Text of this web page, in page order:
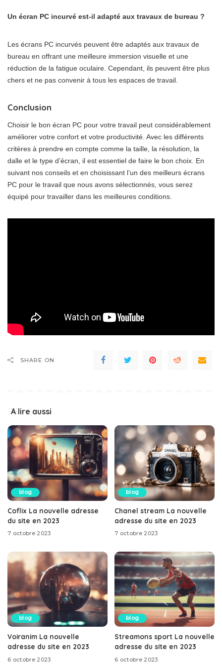
Un écran PC incurvé est-il adapté aux travaux de bureau ?
Les écrans PC incurvés peuvent être adaptés aux travaux de
bureau en offrant une meilleure immersion visuelle et une
réduction de la fatigue oculaire. Cependant, ils peuvent être plus
chers et ne pas convenir à tous les espaces de travail.
Conclusion
Choisir le bon écran PC pour votre travail peut considérablement
améliorer votre confort et votre productivité. Avec les différents
critères à prendre en compte comme la taille, la résolution, la
dalle et le type d’écran, il est essentiel de faire le bon choix. En
suivant nos conseils et en choisissant l’un des meilleurs écrans
PC pour le travail que nous avons sélectionnés, vous serez
équipé pour travailler dans les meilleures conditions.
SHARE ON
A lire aussi
blog
Coflix La nouvelle adresse
du site en 2023
7 octobre 2023
blog
Chanel stream La nouvelle
adresse du site en 2023
7 octobre 2023
blog
Voiranim La nouvelle
adresse du site en 2023
6 octobre 2023
blog
Streamons sport La nouvelle
adresse du site en 2023
6 octobre 2023